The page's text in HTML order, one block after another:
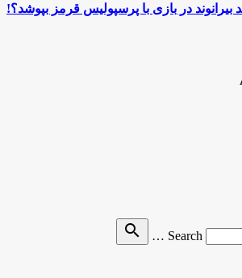
بیرانوند در بازی با پرسپولیس قرمز بپوشد؟!
Search …
search